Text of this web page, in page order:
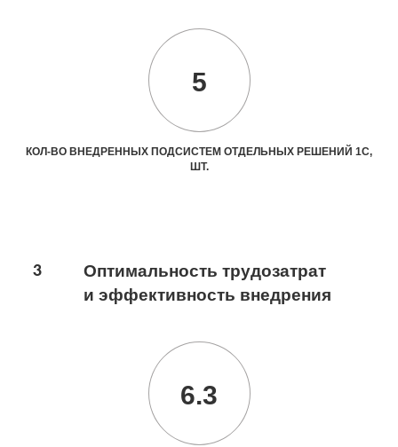
5
КОЛ-ВО ВНЕДРЕННЫХ ПОДСИСТЕМ ОТДЕЛЬНЫХ РЕШЕНИЙ 1С,
ШТ.
3
Оптимальность трудозатрат
и эффективность внедрения
6.3